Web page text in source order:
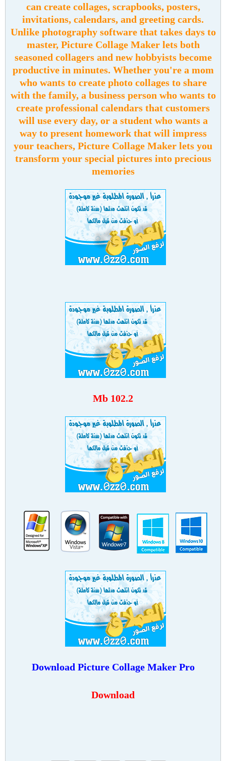
can create collages, scrapbooks, posters,
invitations, calendars, and greeting cards.
Unlike photography software that takes days to
master, Picture Collage Maker lets both
seasoned collagers and new hobbyists become
productive in minutes. Whether you're a mom
who wants to create photo collages to share
with the family, a business person who wants to
create professional calendars that customers
will use every day, or a student who wants a
way to present homework that will impress
your teachers, Picture Collage Maker lets you
transform your special pictures into precious
memories
102.2 Mb
Download Picture Collage Maker Pro
Download